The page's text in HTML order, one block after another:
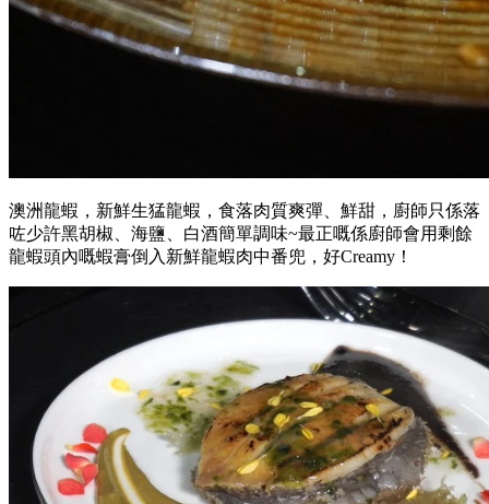
澳洲龍蝦，新鮮生猛龍蝦，食落肉質爽彈、鮮甜，廚師只係落
咗少許黑胡椒、海鹽、白酒簡單調味~最正嘅係廚師會用剩餘
龍蝦頭內嘅蝦膏倒入新鮮龍蝦肉中番兜，好Creamy！